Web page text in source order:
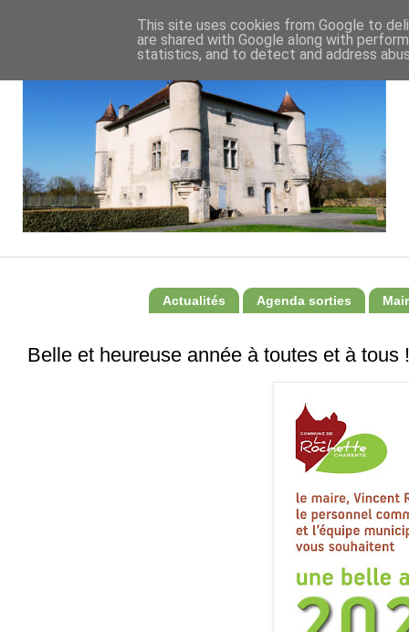
Actualités Agenda sorties
Belle et heureuse année à toutes et à tous !
This site uses cookies from Google to
are shared with Google along with
statistics, and to detect and address